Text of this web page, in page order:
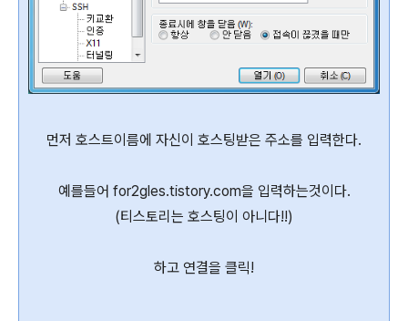
먼저 호스트이름에 자신이 호스팅받은 주소를 입력한다.
예를들어 for2gles.tistory.com을 입력하는것이다.
(티스토리는 호스팅이 아니다!!)
하고 연결을 클릭!